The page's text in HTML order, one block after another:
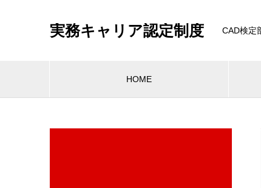
実務キャリア認定制度 CAD検定
HOME